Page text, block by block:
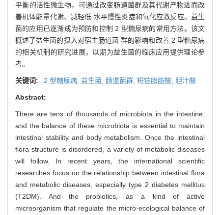
平衡的活性微生物，可通过改变肠道菌群及其代谢产物进而改
善机体能量代谢、减轻低 水平慢性炎症和氧化应激反应。益生
菌的应用已逐渐成为预防和控制 2 型糖尿病的常用方法。该文
概述了益生菌的摄入对宿主肠道菌 群的影响和改善 2 型糖尿病
的相关机制的研究进展，以期为益生菌的临床应用提供理论参
考。
关键词: 2 型糖尿病, 益生菌, 肠道菌群, 短链脂肪酸, 胆汁酸
Abstract:
There are tens of thousands of microbiota in the intestine,
and the balance of these microbiota is essential to maintain
intestinal stability and body metabolism. Once the intestinal
flora structure is disordered, a variety of metabolic diseases
will follow. In recent years, the international scientific
researches focus on the relationship between intestinal flora
and metabolic diseases, especially type 2 diabetes mellitus
(T2DM). And the probiotics, as a kind of active
microorganism that regulate the micro-ecological balance of